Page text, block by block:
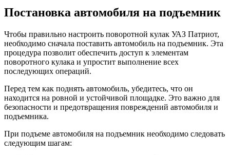
Постановка автомобиля на подъемник
Чтобы правильно настроить поворотной кулак УАЗ Патриот,
необходимо сначала поставить автомобиль на подъемник. Эта
процедура позволит обеспечить доступ к элементам
поворотного кулака и упростит выполнение всех
последующих операций.
Перед тем как поднять автомобиль, убедитесь, что он
находится на ровной и устойчивой площадке. Это важно для
безопасности и предотвращения повреждений автомобиля и
подъемника.
При подъеме автомобиля на подъемник необходимо следовать
следующим шагам: